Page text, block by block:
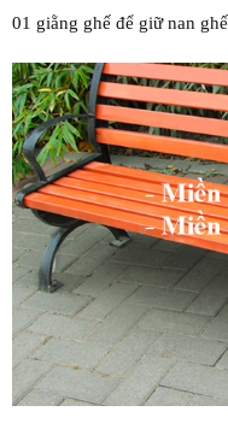
01 giằng ghế để giữ nan